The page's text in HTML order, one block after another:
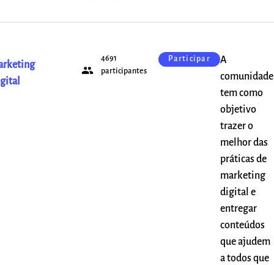
people
4691
participantes
Participar
A
comunidade
tem como
objetivo
trazer o
melhor das
práticas de
marketing
digital e
entregar
conteúdos
que ajudem
a todos que